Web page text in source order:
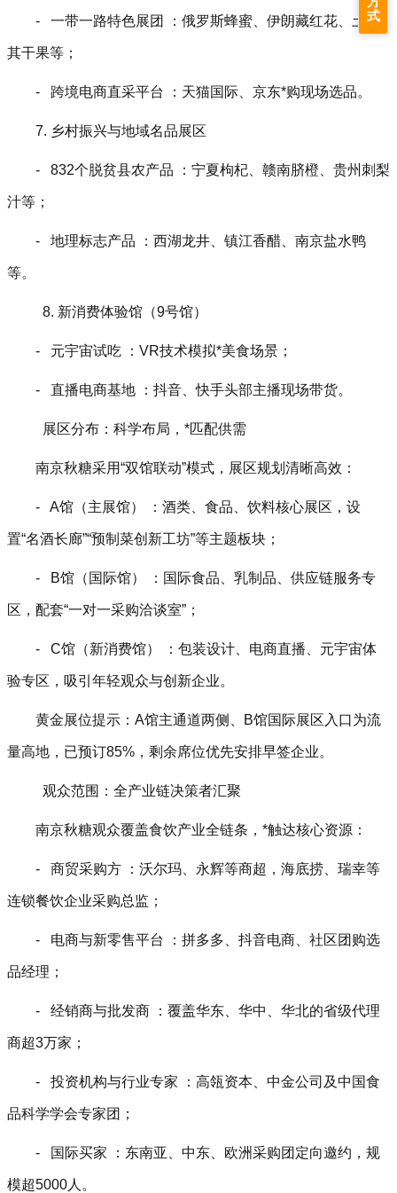
- 一带一路特色展团 ：俄罗斯蜂蜜、伊朗藏红花、土耳
其干果等；
- 跨境电商直采平台 ：天猫国际、京东*购现场选品。
7. 乡村振兴与地域名品展区
- 832个脱贫县农产品 ：宁夏枸杞、赣南脐橙、贵州刺梨
汁等；
- 地理标志产品 ：西湖龙井、镇江香醋、南京盐水鸭
等。
8. 新消费体验馆（9号馆）
- 元宇宙试吃 ：VR技术模拟*美食场景；
- 直播电商基地 ：抖音、快手头部主播现场带货。
展区分布：科学布局，*匹配供需
南京秋糖采用“双馆联动”模式，展区规划清晰高效：
- A馆（主展馆） ：酒类、食品、饮料核心展区，设
置“名酒长廊”“预制菜创新工坊”等主题板块；
- B馆（国际馆） ：国际食品、乳制品、供应链服务专
区，配套“一对一采购洽谈室”；
- C馆（新消费馆） ：包装设计、电商直播、元宇宙体
验专区，吸引年轻观众与创新企业。
黄金展位提示：A馆主通道两侧、B馆国际展区入口为流
量高地，已预订85%，剩余席位优先安排早签企业。
观众范围：全产业链决策者汇聚
南京秋糖观众覆盖食饮产业全链条，*触达核心资源：
- 商贸采购方 ：沃尔玛、永辉等商超，海底捞、瑞幸等
连锁餐饮企业采购总监；
- 电商与新零售平台 ：拼多多、抖音电商、社区团购选
品经理；
- 经销商与批发商 ：覆盖华东、华中、华北的省级代理
商超3万家；
- 投资机构与行业专家 ：高瓴资本、中金公司及中国食
品科学学会专家团；
- 国际买家 ：东南亚、中东、欧洲采购团定向邀约，规
模超5000人。
式